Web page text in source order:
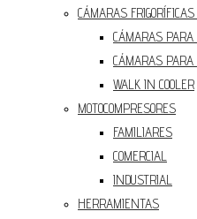
CÁMARAS
CÁMARAS PARA
CÁMARAS PARA
WALK IN COOLER
MOTOCOMPRESORES
FAMILIARES
COMERCIAL
INDUSTRIAL
HERRAMIENTAS